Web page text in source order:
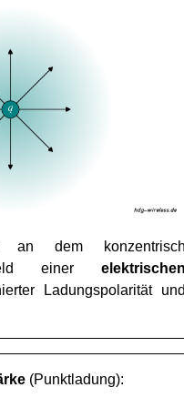
an dem konzentrisch
einer elektrischen
Ladungspolarität und
(Punktladung):